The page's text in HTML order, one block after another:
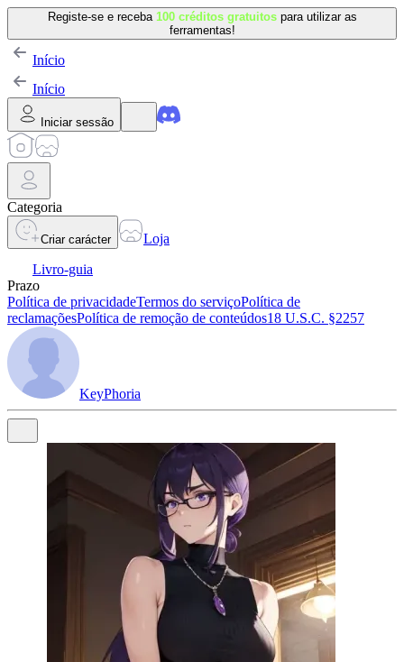
Registe-se e receba 100 créditos gratuitos para utilizar as
ferramentas!
Início
Início
Iniciar sessão
Categoria
Criar carácter
Loja
Livro-guia
Prazo
Política de privacidadeTermos do serviçoPolítica de
reclamaçõesPolítica de remoção de conteúdos18 U.S.C. §2257
KeyPhoria